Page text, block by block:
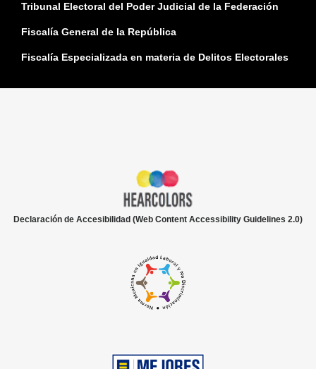
Tribunal Electoral del Poder Judicial de la Federación
Fiscalía General de la República
Fiscalía Especializada en materia de Delitos Electorales
Declaración de Accesibilidad (Web Content Accessibility Guidelines 2.0)